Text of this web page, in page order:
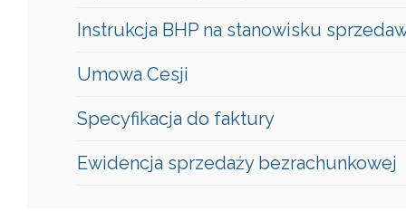
Instrukcja BHP na stanowisku
Umowa Cesji
Specyfikacja do faktury
Ewidencja sprzedaży bezrachunkowej